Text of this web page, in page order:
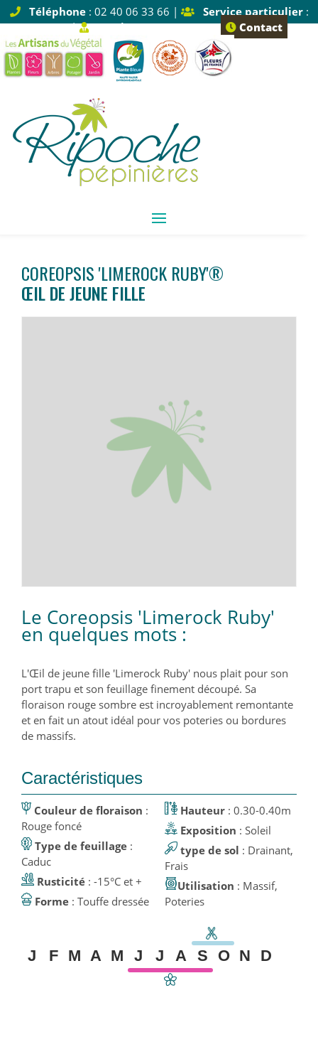
Téléphone: 02 40 06 33 66 | Service particulier:
Tapez 1 |
Service pro: Tapez 2 Contact
COREOPSIS 'LIMEROCK RUBY'®
ŒIL DE JEUNE FILLE
Le Coreopsis 'Limerock Ruby'
en quelques mots :
L'Œil de jeune fille 'Limerock Ruby' nous plait pour son
port trapu et son feuillage finement découpé. Sa
floraison rouge sombre est incroyablement remontante
et en fait un atout idéal pour vos poteries ou bordures
de massifs.
Caractéristiques
Couleur de floraison :
Rouge foncé
Type de feuillage :
Caduc
Rusticité : -15°C et +
Forme : Touffe dressée
Hauteur: 0.30-0.40m
Exposition
: Soleil
type de sol : Drainant,
Frais
Utilisation : Massif,
Poteries
J F M A M J J A S O N D